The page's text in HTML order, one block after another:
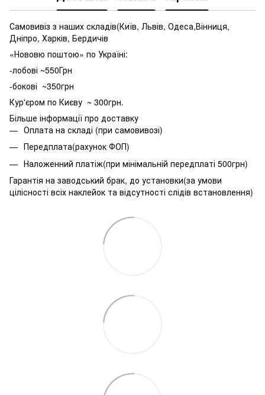
Самовивіз з наших складів(Київ, Львів, Одеса,Вінниця,
Дніпро, Харків, Бердичів
«Нововю поштою» по Україні:
-лобові ~550Грн
-бокові ~350грн
Кур'єром по Києву ~ 300грн.
Більше інформації про доставку
Оплата на складі (при самовивозі)
Передплата(рахунок ФОП)
Наложенний платіж(при мінімальній передплаті 500грн)
Гарантія на заводський брак, до установки(за умови
цілісності всіх наклейок та відсутності слідів встановлення)